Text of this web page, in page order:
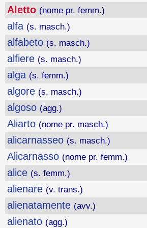
Aletto (nome pr. femm.)
alfa (s. masch.)
alfabeto (s. masch.)
alfiere (s. masch.)
alga (s. femm.)
algore (s. masch.)
algoso (agg.)
Aliarto (nome pr. masch.)
alicarnasseo (s. masch.)
Alicarnasso (nome pr. femm.)
alice (s. femm.)
alienare (v. trans.)
alienatamente (avv.)
alienato (agg.)